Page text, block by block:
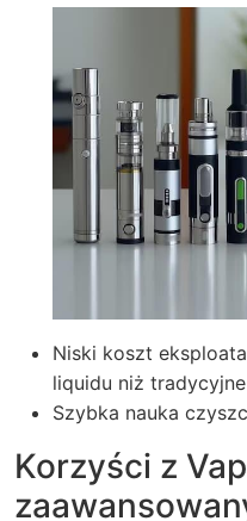
Niski koszt
liquidu niż
Szybka nauka
Korzyści z